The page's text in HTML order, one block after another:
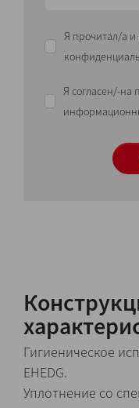
Я прочитал/а
Я согласен/-на
Гигиеническое
EHEDG.
Уплотнение со